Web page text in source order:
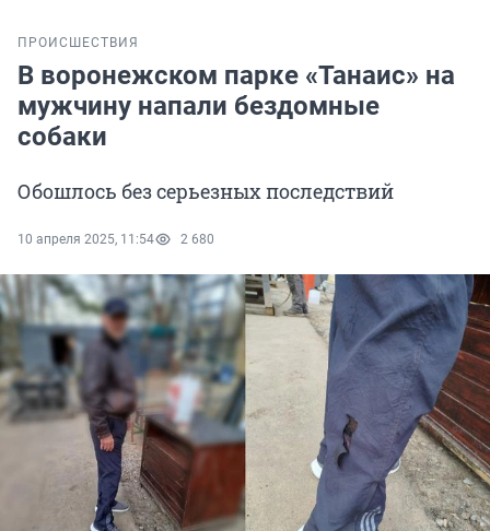
ПРОИСШЕСТВИЯ
В воронежском парке «Танаис» на
мужчину напали бездомные
собаки
Обошлось без серьезных последствий
10 апреля 2025, 11:54 2 680